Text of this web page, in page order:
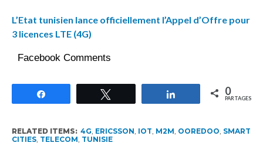
L’Etat tunisien lance officiellement l’Appel d’Offre pour
3 licences LTE (4G)
Facebook Comments
Partagez 0
PARTAGES
RELATED ITEMS: 4G ERICSSON IOT M2M OOREDOO SMART
CITIES, TELECOM TUNISIE